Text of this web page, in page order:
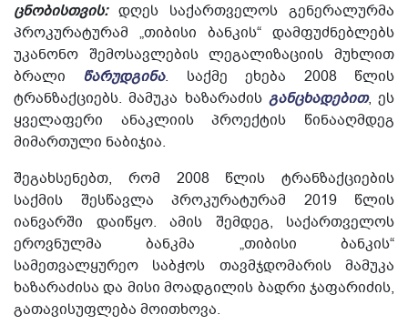
ცნობისთვის:დღეს საქართველოს გენერალურმა
პროკურატურამ „თიბისი ბანკის“ დამფუძნებლებს
უკანონო შემოსავლების ლეგალიზაციის მუხლით
ბრალი წარუდგინა. საქმე ეხება 2008 წლის
ტრანზაქციებს.მამუკა ხაზარაძის განცხადებით, ეს
ყველაფერი ანაკლიის პროექტის წინააღმდეგ
მიმართული ნაბიჯია.
შეგახსენებთ, რომ 2008 წლის ტრანზაქციების
საქმის შესწავლა პროკურატურამ 2019 წლის
იანვარში დაიწყო. ამის შემდეგ, საქართველოს
ეროვნულმა ბანკმა „თიბისი ბანკის“
სამეთვალყურეო საბჭოს თავმჯდომარის მამუკა
ხაზარაძისა და მისი მოადგილის ბადრი ჯაფარიძის,
გათავისუფლება მოითხოვა.